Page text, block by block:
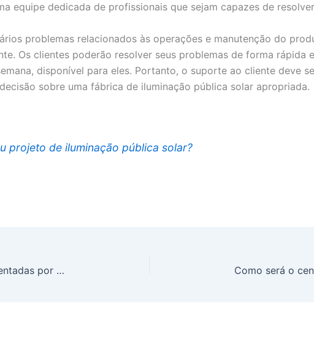
equipe dedicada de profissionais que sejam capazes de
problemas relacionados às operações e manutenção do
Os clientes poderão resolver seus problemas de forma rápida
disponível para eles. Portanto, o suporte ao cliente deve
sobre uma fábrica de iluminação pública solar apropriada.
projeto de iluminação pública solar?
O que são câmeras de segurança sem fio alimentadas por energia solar para ambientes externos